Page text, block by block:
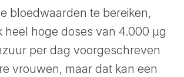
bloedwaarden te bereiken,
heel hoge doses van 4.000 µg
per dag voorgeschreven
vrouwen, maar dat kan een